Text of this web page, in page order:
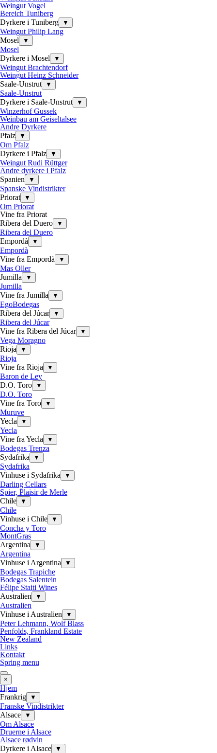
Weingut Vogel
Bereich Tuniberg
Dyrkere i Tuniberg
▼
Weingut Philip Lang
Mosel
▼
Mosel
Dyrkere i Mosel
▼
Weingut Brachtendorf
Weingut Heinz Schneider
Saale-Unstrut
▼
Saale-Unstrut
Dyrkere i Saale-Unstrut
▼
Winzerhof Gussek
Weinbau am Geiseltalsee
Andre Dyrkere
Pfalz
▼
Om Pfalz
Dyrkere i Pfalz
▼
Weingut Rudi Rüttger
Andre dyrkere i Pfalz
Spanien
▼
Spanske Vindistrikter
Priorat
▼
Om Priorat
Vine fra Priorat
Ribera del Duero
▼
Ribera del Duero
Empordà
▼
Empordà
Vine fra Empordà
▼
Mas Oller
Jumilla
▼
Jumilla
Vine fra Jumilla
▼
EgoBodegas
Ribera del Júcar
▼
Ribera del Júcar
Vine fra Ribera del Júcar
▼
Vega Moragno
Rioja
▼
Rioja
Vine fra Rioja
▼
Baron de Ley
D.O. Toro
▼
D.O. Toro
Vine fra Toro
▼
Muruve
Yecla
▼
Yecla
Vine fra Yecla
▼
Bodegas Trenza
Sydafrika
▼
Sydafrika
Vinhuse i Sydafrika
▼
Darling Cellars
Spier, Plaisir de Merle
Chile
▼
Chile
Vinhuse i Chile
▼
Concha y Toro
MontGras
Argentina
▼
Argentina
Vinhuse i Argentina
▼
Bodegas Trapiche
Bodegas Salentein
Félipe Staiti Wines
Australien
▼
Australien
Vinhuse i Australien
▼
Peter Lehmann, Wolf Blass
Penfolds, Frankland Estate
New Zealand
Links
Kontakt
Spring menu
×
Hjem
Frankrig
▼
Franske Vindistrikter
Alsace
▼
Om Alsace
Druerne i Alsace
Alsace rødvin
Dyrkere i Alsace
▼